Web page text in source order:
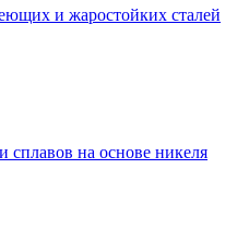
и жаростойких сталей
сплавов на основе никеля